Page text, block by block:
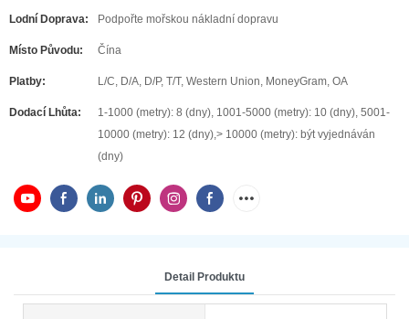
Lodní Doprava: Podpořte mořskou nákladní dopravu
Místo Původu: Čína
Platby: L/C, D/A, D/P, T/T, Western Union, MoneyGram, OA
Dodací Lhůta:
1-1000 (metry): 8 (dny), 1001-5000 (metry): 10 (dny), 5001-
10000 (metry): 12 (dny),> 10000 (metry): být vyjednáván
(dny)
Detail Produktu